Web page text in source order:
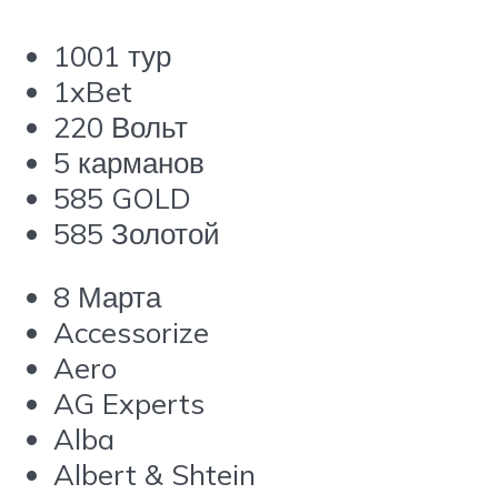
1001 тур
1xBet
220 Вольт
5 карманов
585 GOLD
585 Золотой
8 Марта
Accessorize
Aero
AG Experts
Alba
Albert & Shtein